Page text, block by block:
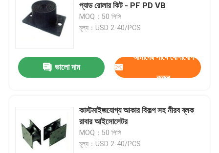
প্যাড রোলার কিট - PF PD VB
MOQ：50 পিসি
মূল্য：USD 2-40/PCS
ভালো দাম
আমাদের সাথে যোগাযোগ
করুন
কাস্টমাইজযোগ্য আকার বিকল্প সহ নীরব ব্লক
রাবার আইসোলেটর
MOQ：50 পিসি
মূল্য：USD 2-40/PCS